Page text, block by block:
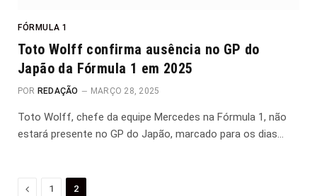
FÓRMULA 1
Toto Wolff confirma ausência no GP do
Japão da Fórmula 1 em 2025
POR REDAÇÃO MARÇO 28, 2025
Toto Wolff, chefe da equipe Mercedes na Fórmula 1, não
estará presente no GP do Japão, marcado para os dias…
Anterior
1 2